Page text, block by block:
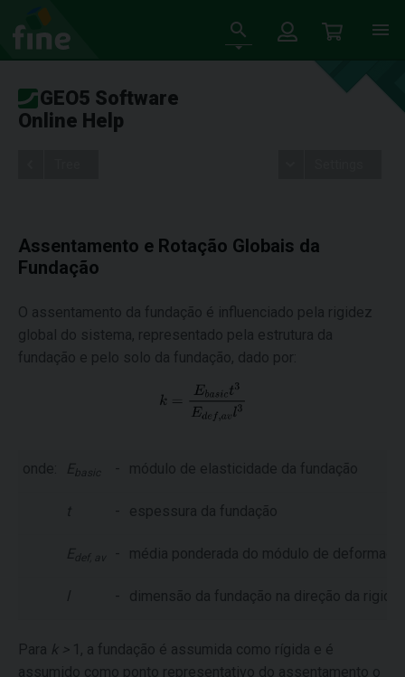
GEO5 Software
Online Help
Assentamento e Rotação Globais da
Fundação
O assentamento da fundação é influenciado pela rigidez
global do sistema, representado pela estrutura da
fundação e pelo solo da fundação, dado por:
onde: E basic - módulo de elasticidade da fundação
t - espessura da fundação
E def, av - média ponderada do módulo de
l - dimensão da fundação na direção da
Para k > 1, a fundação é assumida como rígida e é
assumido como ponto representativo do assentamento o